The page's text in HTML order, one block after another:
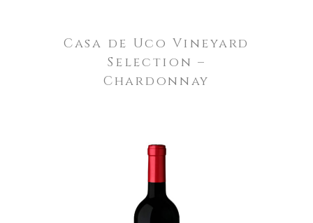
Casa de Uco Vineyard
Selection –
Chardonnay